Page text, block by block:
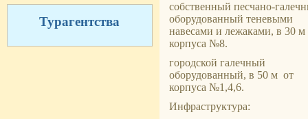
Турагентства
собственный песчано-
оборудованный теневыми
навесами и лежаками, в 30
корпуса №8.
городской галечный
оборудованный, в 50 м от
корпуса №1,4,6.
Инфраструктура: